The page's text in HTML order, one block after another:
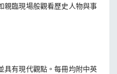
親臨現場般觀看歷史人物與事
有現代觀點。每冊均附中英